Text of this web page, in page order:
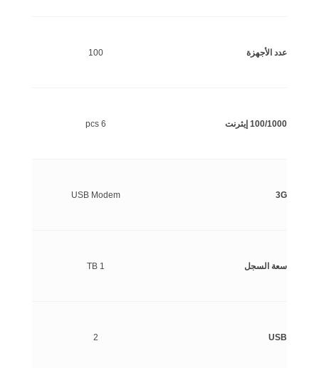
USB Modem 3G
عدد الأجهزة
سعة السجل
100/1000 إيثرنت
USB
100
1 TB
6 pcs
2